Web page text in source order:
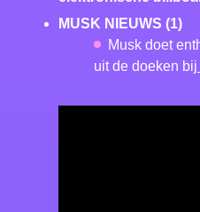
MUSK NIEUWS (1)
Musk doet
uit de doeken bij